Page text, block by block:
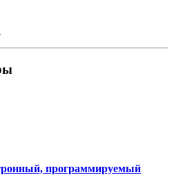
программируемый